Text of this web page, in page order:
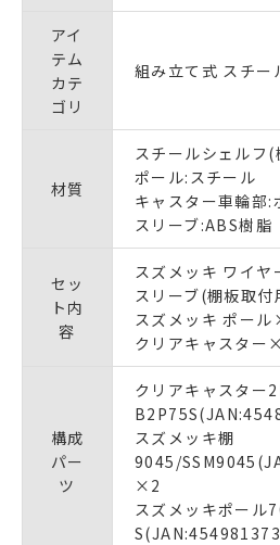
アイ
テム
カテ
ゴリ
組み立て式 スチー
材質
スチールシェルフ
ポール:スチール
キャスター車輪部:
スリーブ:ABS樹脂
セッ
ト内
容
スズメッキ ワイ
スリーブ(棚板取
スズメッキ ポー
クリアキャスター
構成
パー
ツ
クリアキャスター
スズメッキ棚
9045/
×2
スズメッキポー